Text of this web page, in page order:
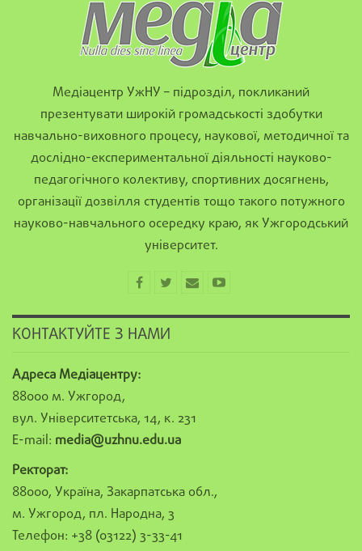
Медіацентр УжНУ – підрозділ, покликаний
презентувати широкій громадськості здобутки
навчально-виховного процесу, наукової, методичної та
дослідно-експериментальної діяльності науково-
педагогічного колективу, спортивних досягнень,
організації дозвілля студентів тощо такого потужного
науково-навчального осередку краю, як Ужгородський
університет.
КОНТАКТУЙТЕ З НАМИ
Адреса Медіацентру:
88000 м. Ужгород,
вул. Університетська, 14, к. 231
E-mail: media@uzhnu.edu.ua
Ректорат:
88000, Україна, Закарпатська обл.,
м. Ужгород, пл. Народна, 3
Телефон: +38 (03122) 3-33-41